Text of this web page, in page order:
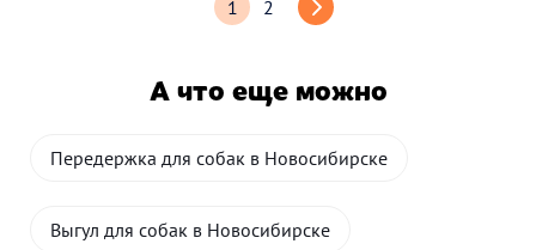
1 2
А что еще можно
Передержка для собак в Новосибирске
Выгул для собак в Новосибирске